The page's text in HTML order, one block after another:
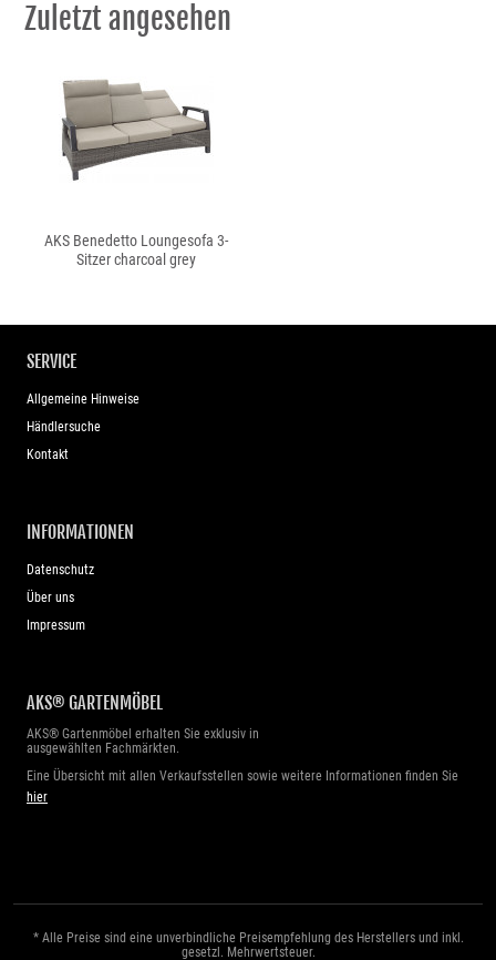
Zuletzt angesehen
AKS Benedetto Loungesofa 3-
Sitzer charcoal grey
SERVICE
Allgemeine Hinweise
Händlersuche
Kontakt
INFORMATIONEN
Datenschutz
Über uns
Impressum
AKS® GARTENMÖBEL
AKS® Gartenmöbel erhalten Sie exklusiv in
ausgewählten Fachmärkten.
Eine Übersicht mit allen Verkaufsstellen sowie weitere Informationen finden Sie
hier
* Alle Preise sind eine unverbindliche Preisempfehlung des Herstellers und inkl.
gesetzl. Mehrwertsteuer.